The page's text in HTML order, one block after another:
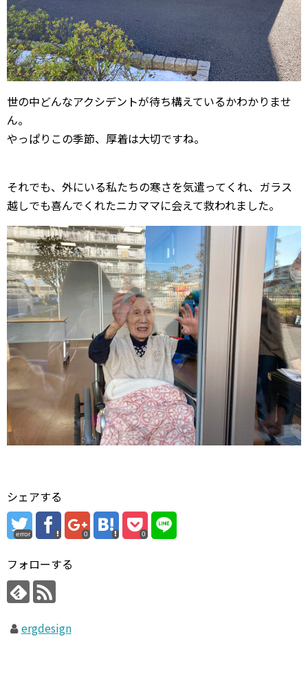
世の中どんなアクシデントが待ち構えているかわかりませ
ん。
やっぱりこの季節、厚着は大切ですね。
それでも、外にいる私たちの寒さを気遣ってくれ、ガラス
越しでも喜んでくれたニカママに会えて救われました。
シェアする
error 0 0
フォローする
ergdesign